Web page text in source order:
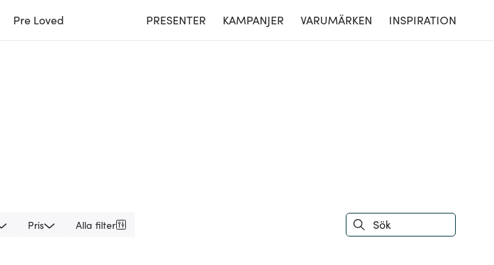
Pre Loved PRESENTER KAMPANJER VARUMÄRKEN INSPIRATION
Pris Alla filter